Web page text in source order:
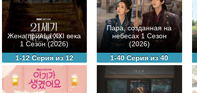
Жена принца XXI века
1 Сезон (2026)
1-12 Серия из 12
Пара, созданная на
небесах 1 Сезон
(2026)
1-40 Серия из 40